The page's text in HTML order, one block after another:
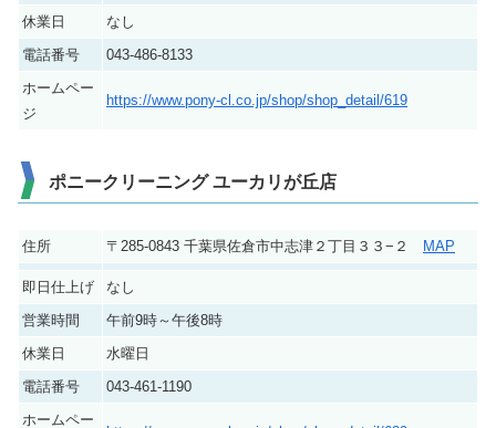
休業日
なし
電話番号
043-486-8133
ホームペー
ジ
https://www.pony-cl.co.jp/shop/shop_detail/619
ポニークリーニング ユーカリが丘店
住所 〒285-0843 千葉県佐倉市中志津２丁目３３−２ MAP
即日仕上げ
なし
営業時間
午前9時～午後8時
休業日
水曜日
電話番号
043-461-1190
ホームペー